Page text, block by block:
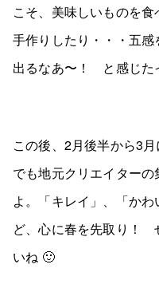
こそ、美味しいものを食
手作りしたり・・・五
出るなあ〜！ と感じた
この後、2月後半から3
でも地元クリエイター
よ。「キレイ」、「か
ど、心に春を先取り！
いね 🙂